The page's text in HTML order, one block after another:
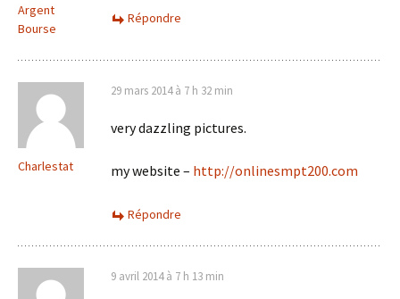
Argent
Bourse
Répondre
Charlestat
29 mars 2014 à 7 h 32 min
very dazzling pictures.
my website – http://onlinesmpt200.com
Répondre
9 avril 2014 à 7 h 13 min